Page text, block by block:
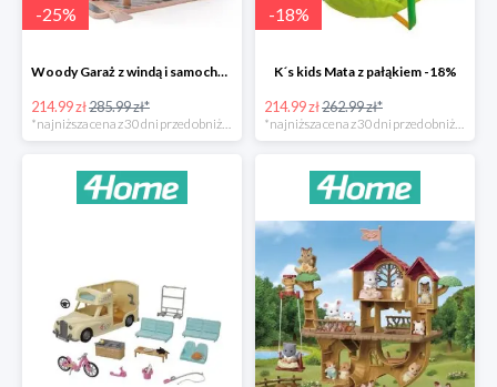
-25%
Woody Garaż z windą i samochodziki SIKU -25%
214.99 zł285.99 zł*
-18%
K´s kids Mata z pałąkiem -18%
214.99 zł262.99 zł*